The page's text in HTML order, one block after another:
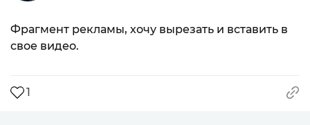
Фрагмент рекламы, хочу вырезать и вставить в
свое видео.
1